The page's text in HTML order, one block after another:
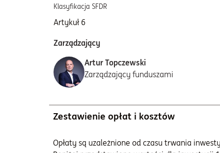
Klasyfikacja SFDR
Artykuł 6
Zarządzający
Artur Topczewski
Zarządzający funduszami
Zestawienie opłat i kosztów
Opłaty są uzależnione od czasu trwania